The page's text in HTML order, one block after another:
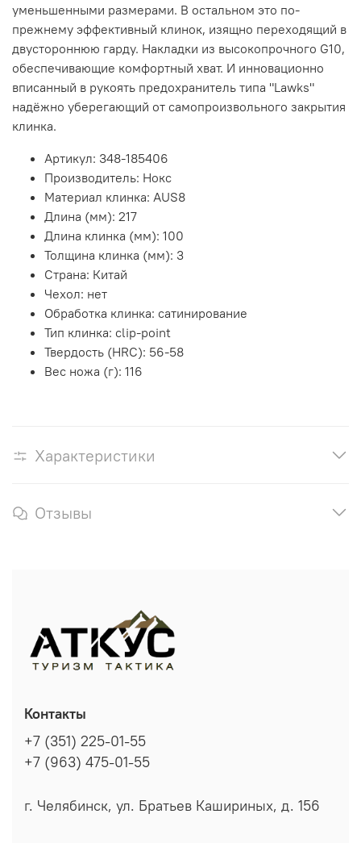
уменьшенными размерами. В остальном это по-
прежнему эффективный клинок, изящно переходящий в
двустороннюю гарду. Накладки из высокопрочного G10,
обеспечивающие комфортный хват. И инновационно
вписанный в рукоять предохранитель типа "Lawks"
надёжно уберегающий от самопроизвольного закрытия
клинка.
Артикул: 348-185406
Производитель: Нокс
Материал клинка: AUS8
Длина (мм): 217
Длина клинка (мм): 100
Толщина клинка (мм): 3
Страна: Китай
Чехол: нет
Обработка клинка: сатинирование
Тип клинка: clip-point
Твердость (HRC): 56-58
Вес ножа (г): 116
Характеристики
Отзывы
Контакты
+7 (351) 225-01-55
+7 (963) 475-01-55
г. Челябинск, ул. Братьев Кашириных, д. 156